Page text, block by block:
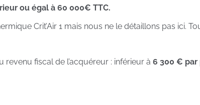
ou égal à 60 000€ TTC.
Crit’Air 1 mais nous ne le détaillons pas ici.
fiscal de l’acquéreur : inférieur à 6 300 € par